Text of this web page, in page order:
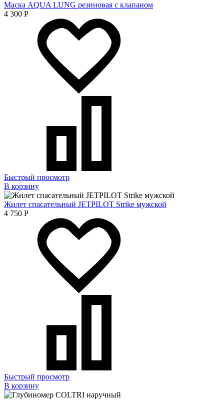
Маска AQUA LUNG резиновая с клапаном
4 300 Р
Быстрый просмотр
В корзину
Жилет спасательный JETPILOT Strike мужской
4 750 Р
Быстрый просмотр
В корзину